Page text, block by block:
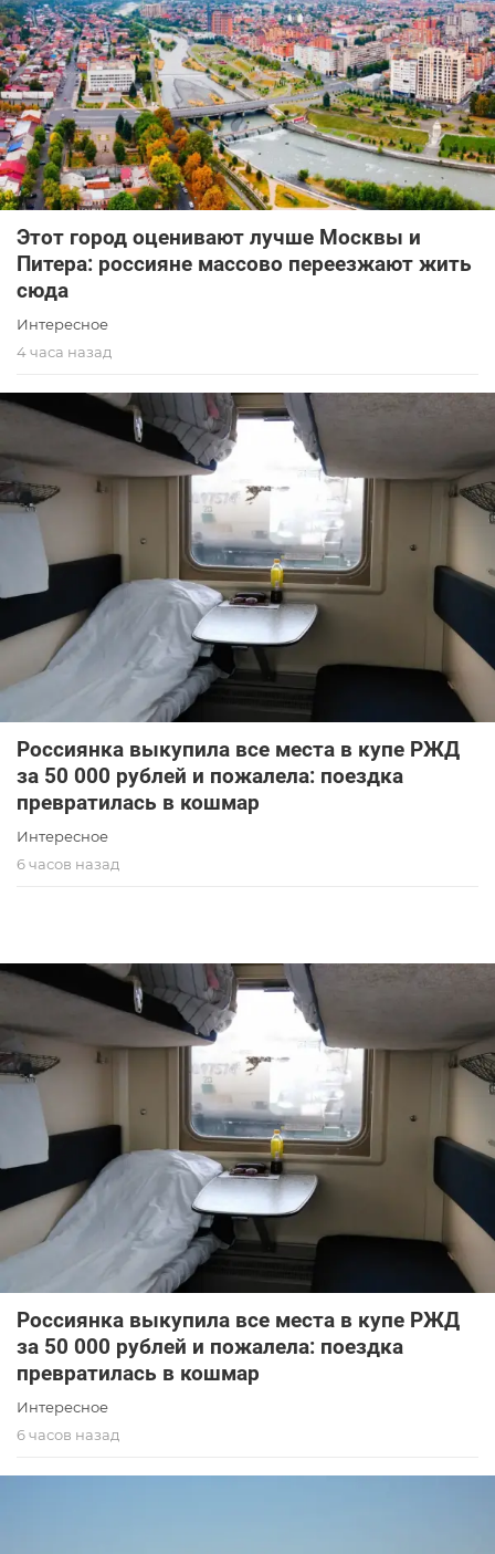
Этот город оценивают лучше Москвы и
Питера: россияне массово переезжают жить
сюда
Интересное
4 часа назад
Россиянка выкупила все места в купе РЖД
за 50 000 рублей и пожалела: поездка
превратилась в кошмар
Интересное
6 часов назад
Россиянка выкупила все места в купе РЖД
за 50 000 рублей и пожалела: поездка
превратилась в кошмар
Интересное
6 часов назад